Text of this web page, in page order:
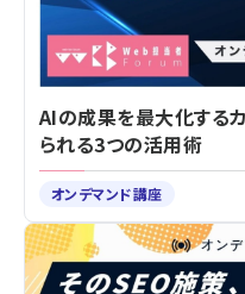
AIの成果を最大化する
られる3つの活用術
オンデマンド講座